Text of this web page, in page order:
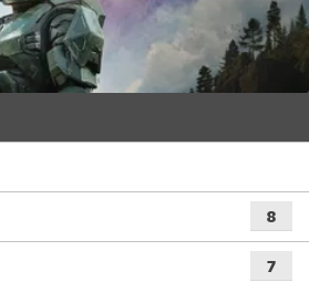
8
7